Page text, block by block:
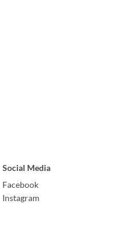
Social Media
Facebook
Instagram